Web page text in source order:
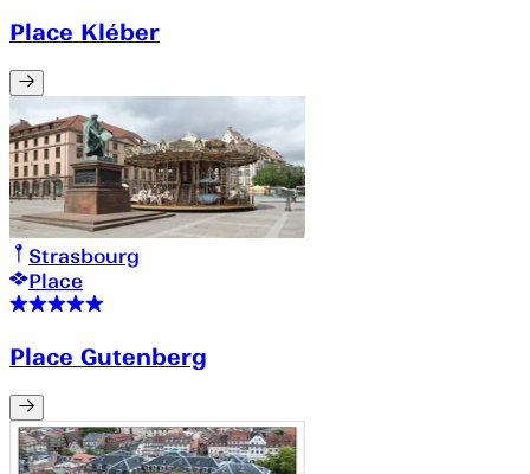
Place Kléber
Strasbourg
Place
Place Gutenberg